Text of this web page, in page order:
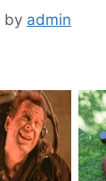
by admin